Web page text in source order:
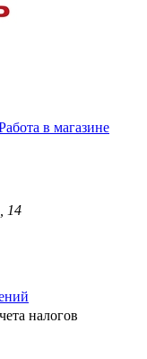
в магазине
14
налогов